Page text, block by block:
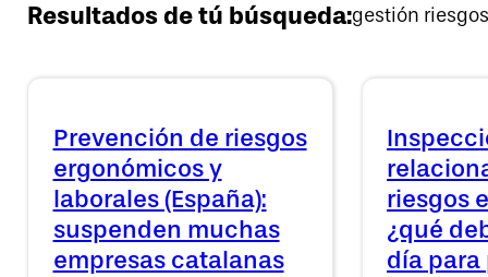
Resultados de tú búsqueda:gestión
Prevención de riesgos
ergonómicos y
laborales (España):
suspenden muchas
empresas catalanas
riesgos
¿qué
día para